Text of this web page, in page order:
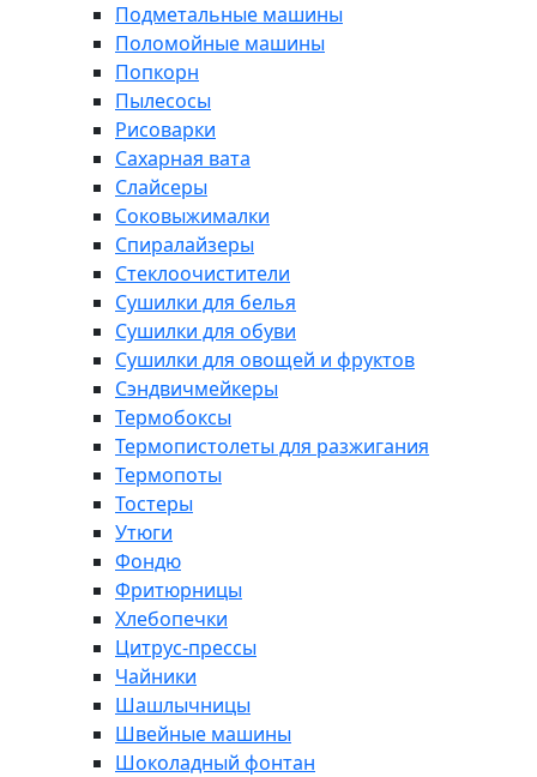
Подметальные машины
Поломойные машины
Попкорн
Пылесосы
Рисоварки
Сахарная вата
Слайсеры
Соковыжималки
Спиралайзеры
Стеклоочистители
Сушилки для белья
Сушилки для обуви
Сушилки для овощей и фруктов
Сэндвичмейкеры
Термобоксы
Термопистолеты для разжигания
Термопоты
Тостеры
Утюги
Фондю
Фритюрницы
Хлебопечки
Цитрус-прессы
Чайники
Шашлычницы
Швейные машины
Шоколадный фонтан